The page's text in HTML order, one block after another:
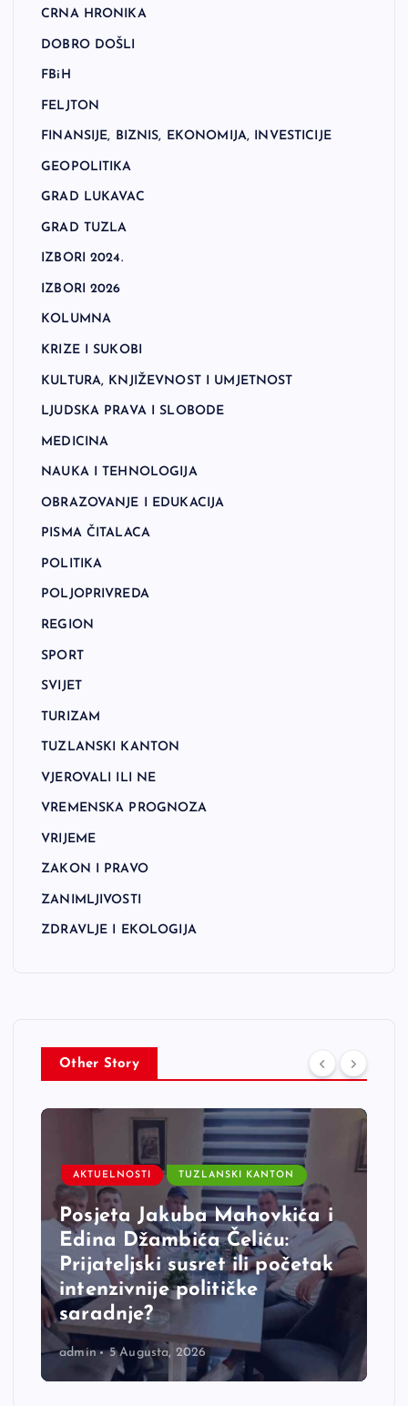
CRNA HRONIKA
DOBRO DOŠLI
FBiH
FELJTON
FINANSIJE, BIZNIS, EKONOMIJA, INVESTICIJE
GEOPOLITIKA
GRAD LUKAVAC
GRAD TUZLA
IZBORI 2024.
IZBORI 2026
KOLUMNA
KRIZE I SUKOBI
KULTURA, KNJIŽEVNOST I UMJETNOST
LJUDSKA PRAVA I SLOBODE
MEDICINA
NAUKA I TEHNOLOGIJA
OBRAZOVANJE I EDUKACIJA
PISMA ČITALACA
POLITIKA
POLJOPRIVREDA
REGION
SPORT
SVIJET
TURIZAM
TUZLANSKI KANTON
VJEROVALI ILI NE
VREMENSKA PROGNOZA
VRIJEME
ZAKON I PRAVO
ZANIMLJIVOSTI
ZDRAVLJE I EKOLOGIJA
Other Story
AKTUELNOSTI TUZLANSKI KANTON
Posjeta Jakuba Mahovkića i
Edina Džambića Čeliću:
Prijateljski susret ili početak
intenzivnije političke
saradnje?
admin 5 Augusta, 2026